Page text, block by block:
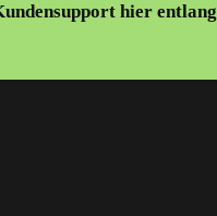
hier entlang